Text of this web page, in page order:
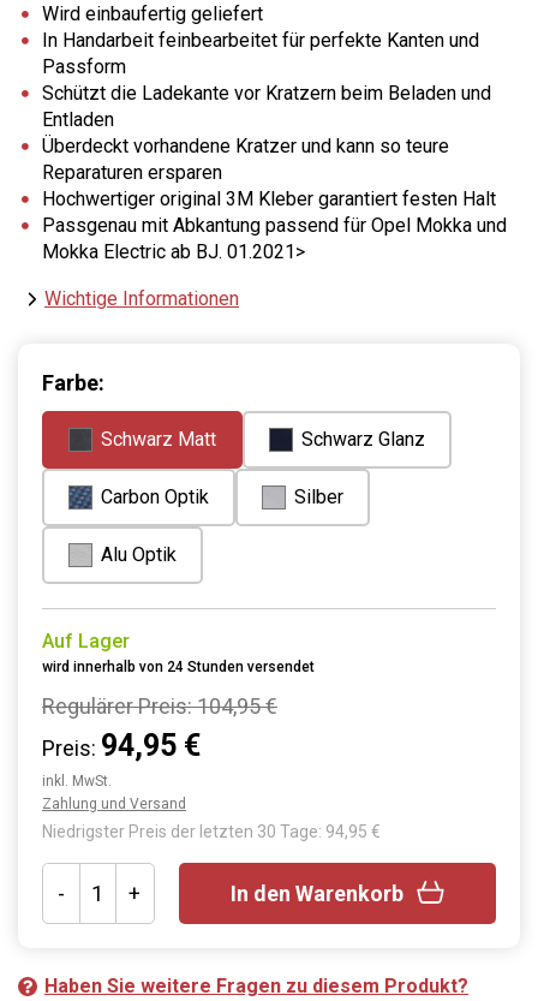
Wird einbaufertig geliefert
In Handarbeit feinbearbeitet für perfekte Kanten und
Passform
Schützt die Ladekante vor Kratzern beim Beladen und
Entladen
Überdeckt vorhandene Kratzer und kann so teure
Reparaturen ersparen
Hochwertiger original 3M Kleber garantiert festen Halt
Passgenau mit Abkantung passend für Opel Mokka und
Mokka Electric ab BJ. 01.2021>
Wichtige Informationen
Farbe:
Schwarz Matt Schwarz Glanz
Carbon Optik Silber
Alu Optik
Auf Lager
wird innerhalb von 24 Stunden versendet
Regulärer Preis:104,95 €
Preis: 94,95 €
inkl. MwSt.
Zahlung und Versand
Niedrigster Preis der letzten 30 Tage: 94,95 €
- + In den Warenkorb
Haben Sie weitere Fragen zu diesem Produkt?